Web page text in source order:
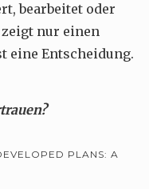
bearbeitet oder
nur einen
eine Entscheidung.
PLANS: A